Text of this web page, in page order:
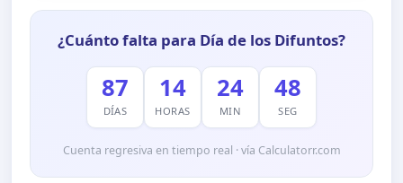
¿Cuánto falta para Día de los Difuntos?
87
DÍAS
14
HORAS
24
MIN
48
SEG
Cuenta regresiva en tiempo real · vía Calculatorr.com